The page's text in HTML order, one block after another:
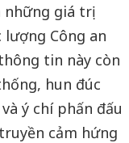
những giá trị
Công an
tin này còn
hun đúc
ý chí phấn đấu
cảm hứng